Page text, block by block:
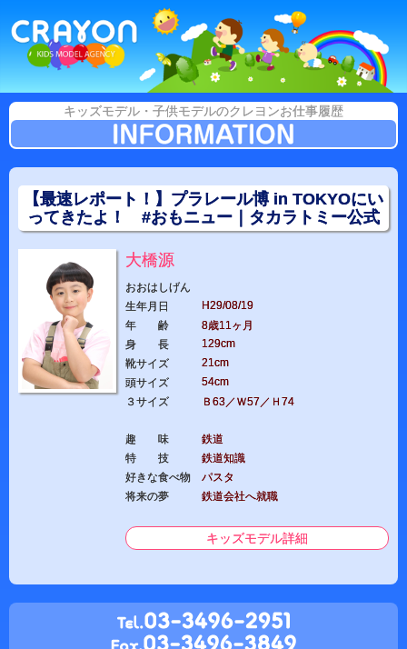
キッズモデル・子供モデルのクレヨンお仕事履歴
【最速レポート！】プラレール博 in TOKYOにい
ってきたよ！ #おもニュー｜タカラトミー公式
大橋源
おおはしげん
生年月日
H29/08/19
年 齢
8歳11ヶ月
身 長
129cm
靴サイズ
21cm
頭サイズ
54cm
３サイズ
Ｂ63／Ｗ57／Ｈ74
趣 味
鉄道
特 技
鉄道知識
好きな食べ物
パスタ
将来の夢
鉄道会社へ就職
キッズモデル詳細